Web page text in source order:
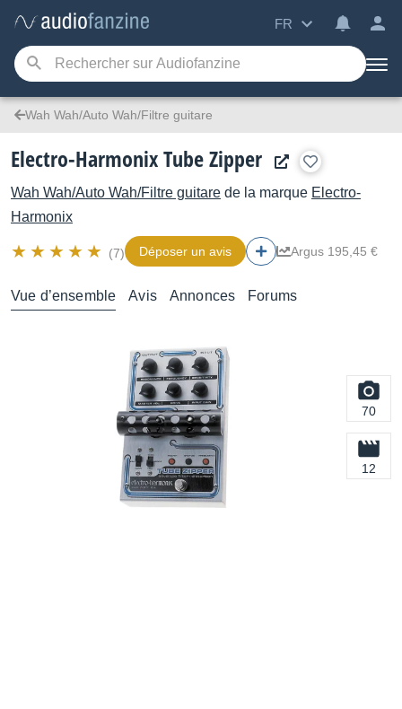
FR
Wah Wah/Auto Wah/Filtre guitare
Electro-Harmonix Tube Zipper
Wah Wah/Auto Wah/Filtre guitare de la marque Electro-
Harmonix
(7) Déposer un avis Argus 195,45 €
Vue d’ensemble Avis Annonces Forums
70
12